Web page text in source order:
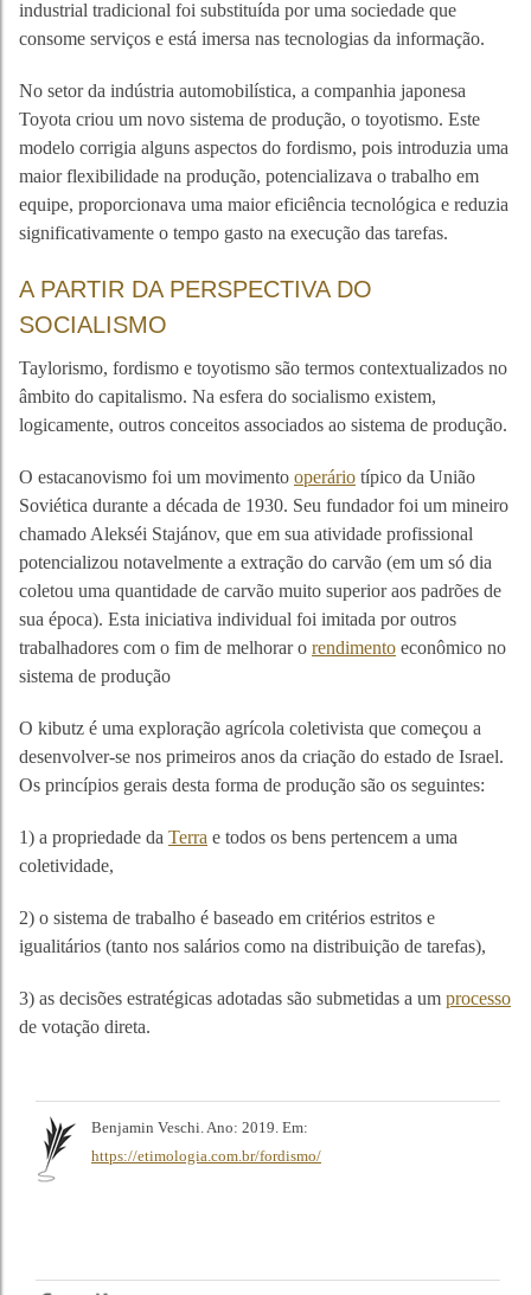
industrial tradicional foi substituída por uma sociedade que
consome serviços e está imersa nas tecnologias da informação.
No setor da indústria automobilística, a companhia japonesa
Toyota criou um novo sistema de produção, o toyotismo. Este
modelo corrigia alguns aspectos do fordismo, pois introduzia uma
maior flexibilidade na produção, potencializava o trabalho em
equipe, proporcionava uma maior eficiência tecnológica e reduzia
significativamente o tempo gasto na execução das tarefas.
A PARTIR DA PERSPECTIVA DO
SOCIALISMO
Taylorismo, fordismo e toyotismo são termos contextualizados no
âmbito do capitalismo. Na esfera do socialismo existem,
logicamente, outros conceitos associados ao sistema de produção.
O estacanovismo foi um movimento operário típico da União
Soviética durante a década de 1930. Seu fundador foi um mineiro
chamado Alekséi Stajánov, que em sua atividade profissional
potencializou notavelmente a extração do carvão (em um só dia
coletou uma quantidade de carvão muito superior aos padrões de
sua época). Esta iniciativa individual foi imitada por outros
trabalhadores com o fim de melhorar o rendimento econômico no
sistema de produção
O kibutz é uma exploração agrícola coletivista que começou a
desenvolver-se nos primeiros anos da criação do estado de Israel.
Os princípios gerais desta forma de produção são os seguintes:
1) a propriedade da Terra e todos os bens pertencem a uma
coletividade,
2) o sistema de trabalho é baseado em critérios estritos e
igualitários (tanto nos salários como na distribuição de tarefas),
3) as decisões estratégicas adotadas são submetidas a um processo
de votação direta.
Benjamin Veschi. Ano: 2019. Em:
https://etimologia.com.br/fordismo/